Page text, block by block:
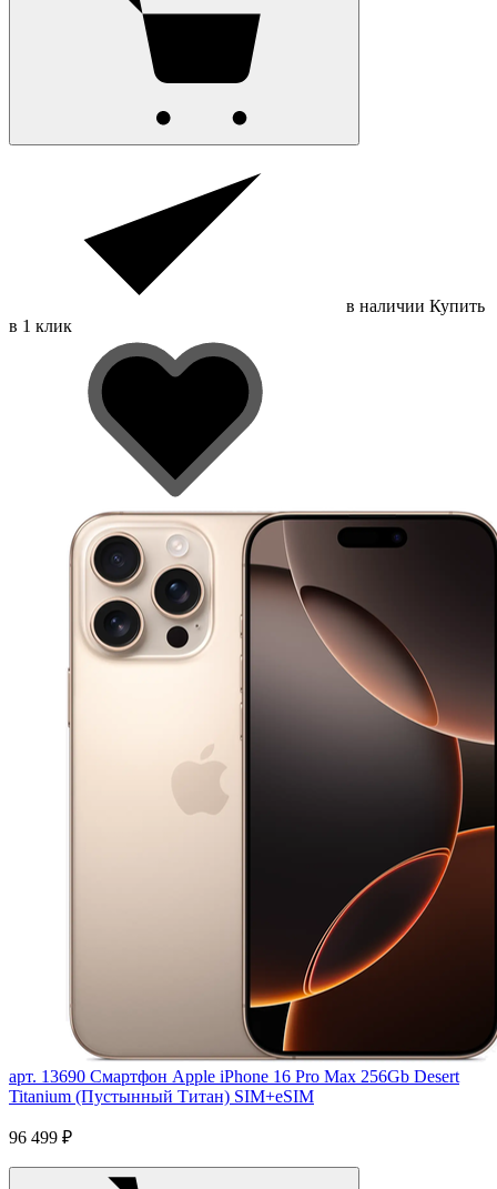
в наличии Купить
в 1 клик
арт. 13690 Смартфон Apple iPhone 16 Pro Max 256Gb Desert
Titanium (Пустынный Титан) SIM+eSIM
96 499 ₽